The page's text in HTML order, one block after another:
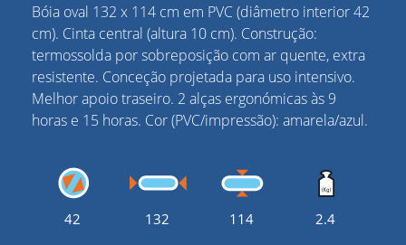
Bóia oval 132 x 114 cm em PVC (diâmetro interior 42
cm). Cinta central (altura 10 cm). Construção:
termossolda por sobreposição com ar quente, extra
resistente. Conceção projetada para uso intensivo.
Melhor apoio traseiro. 2 alças ergonómicas às 9
horas e 15 horas. Cor (PVC/impressão): amarela/azul.
42 132 114 2.4